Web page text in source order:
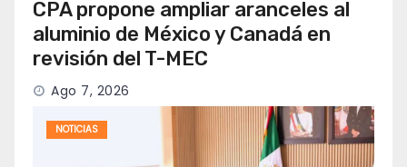
CPA propone ampliar aranceles al
aluminio de México y Canadá en
revisión del T-MEC
Ago 7, 2026
NOTICIAS